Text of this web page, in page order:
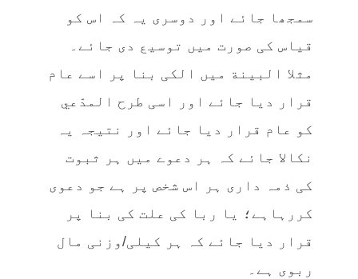
سمجھا جائے اور دوسری یہ کہ اس کو
قیاس کی صورت میں توسیع دی جائے۔
مثلا البینة میں الکی بنا پر اسے عام
قرار دیا جائے اور اسی طرح المدّعي
کو عام قرار دیا جائے اور نتیجہ یہ
نکالا جائے کہ ہر دعوے میں ہر ثبوت
کی ذمہ داری ہر اس شخص پر ہے جو دعوی
کررہاہے؛ یا ربا کی علت کی بنا پر
قرار دیا جائے کہ ہر کیلی/وزنی مال
ربوی ہے۔